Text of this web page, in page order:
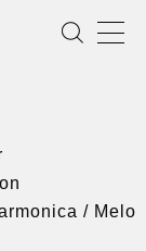
/ Melo